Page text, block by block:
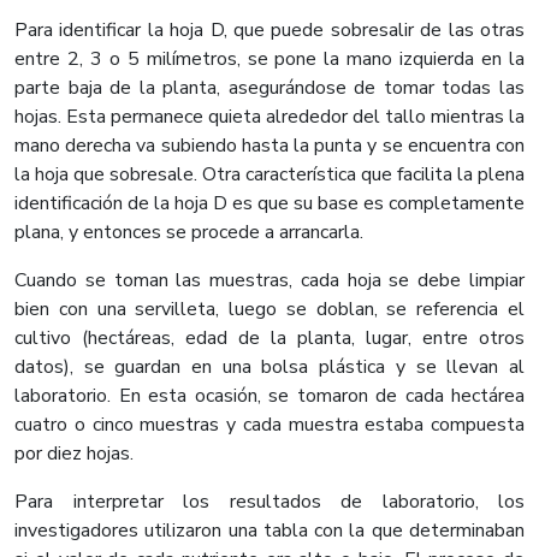
Para identificar la hoja D, que puede sobresalir de las otras
entre 2, 3 o 5 milímetros, se pone la mano izquierda en la
parte baja de la planta, asegurándose de tomar todas las
hojas. Esta permanece quieta alrededor del tallo mientras la
mano derecha va subiendo hasta la punta y se encuentra con
la hoja que sobresale. Otra característica que facilita la plena
identificación de la hoja D es que su base es completamente
plana, y entonces se procede a arrancarla.
Cuando se toman las muestras, cada hoja se debe limpiar
bien con una servilleta, luego se doblan, se referencia el
cultivo (hectáreas, edad de la planta, lugar, entre otros
datos), se guardan en una bolsa plástica y se llevan al
laboratorio. En esta ocasión, se tomaron de cada hectárea
cuatro o cinco muestras y cada muestra estaba compuesta
por diez hojas.
Para interpretar los resultados de laboratorio, los
investigadores utilizaron una tabla con la que determinaban